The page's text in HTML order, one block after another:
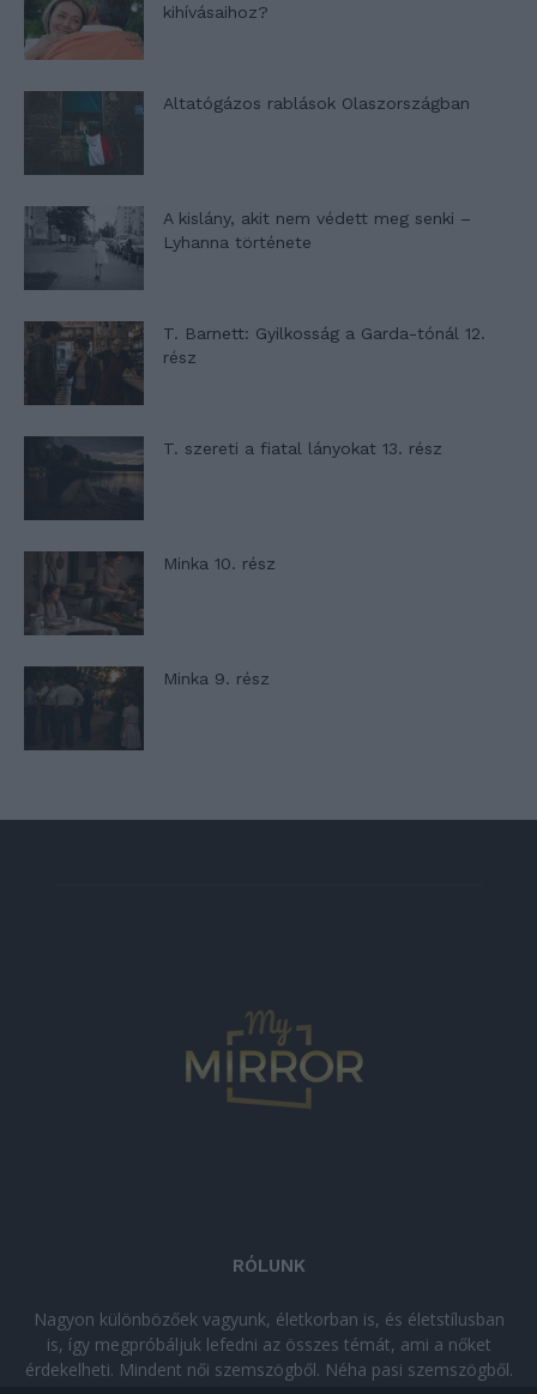
kihívásaihoz?
Altatógázos rablások Olaszországban
A kislány, akit nem védett meg senki –
Lyhanna története
T. Barnett: Gyilkosság a Garda-tónál 12.
rész
T. szereti a fiatal lányokat 13. rész
Minka 10. rész
Minka 9. rész
RÓLUNK
Nagyon különbözőek vagyunk, életkorban is, és életstílusban
is, így megpróbáljuk lefedni az összes témát, ami a nőket
érdekelheti. Mindent női szemszögből. Néha pasi szemszögből.